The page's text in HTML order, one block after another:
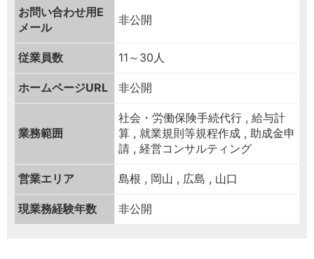
お問い合わせ用 E
メール
非公開
従業員数 11～30人
ホームページURL 非公開
業務範囲
社会・労働保険手続代行 , 給与計
算 , 就業規則等規程作成 , 助成金申
請 , 経営コンサルティング
営業エリア 島根 , 岡山 , 広島 , 山口
現業務経験年数 非公開